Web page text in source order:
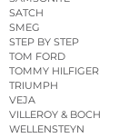
SATCH
SMEG
STEP BY STEP
TOM FORD
TOMMY HILFIGER
TRIUMPH
VEJA
VILLEROY & BOCH
WELLENSTEYN